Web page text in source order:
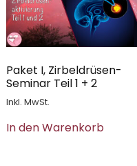
Paket I, Zirbeldrüsen-
Seminar Teil 1 + 2
Inkl. MwSt.
In den Warenkorb